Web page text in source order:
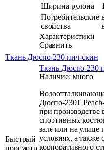
Ширина рулона
Потребительские
свойства
Характеристики
Сравнить
Ткань Дюспо-230 пич-скин
Быстрый
просмотр
Ткань Дюспо-230
Наличие: много
Дюспо-230Т
при производстве
спортивных
зале или на
условиях, а также
корпоративного